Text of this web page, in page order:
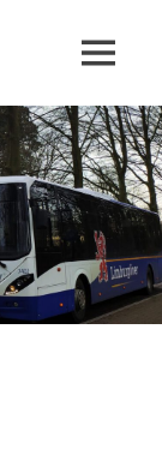
MENU